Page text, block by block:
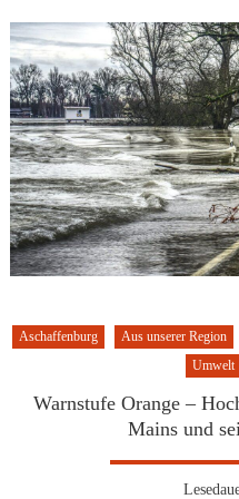
Aschaffenburg Aus unserer Region
Umwelt
Warnstufe Orange –
Mains und